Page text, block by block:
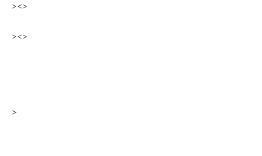
><>
><>
>